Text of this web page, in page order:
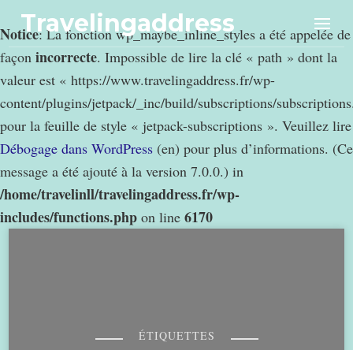
Notice: La fonction wp_maybe_inline_styles a été appelée de
façon incorrecte. Impossible de lire la clé « path » dont la
valeur est « https://www.travelingaddress.fr/wp-
content/plugins/jetpack/_inc/build/subscriptions/
pour la feuille de style « jetpack-subscriptions ». Veuillez lire
Débogage dans WordPress (en) pour plus d’informations. (Ce
message a été ajouté à la version 7.0.0.) in
/home/travelinll/travelingaddress.fr/wp-
includes/functions.php on line 6170
Travelingaddress
ÉTIQUETTES